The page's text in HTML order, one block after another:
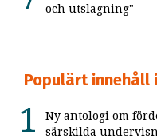
och utslagning"
Populärt innehåll
Ny antologi om
särskilda